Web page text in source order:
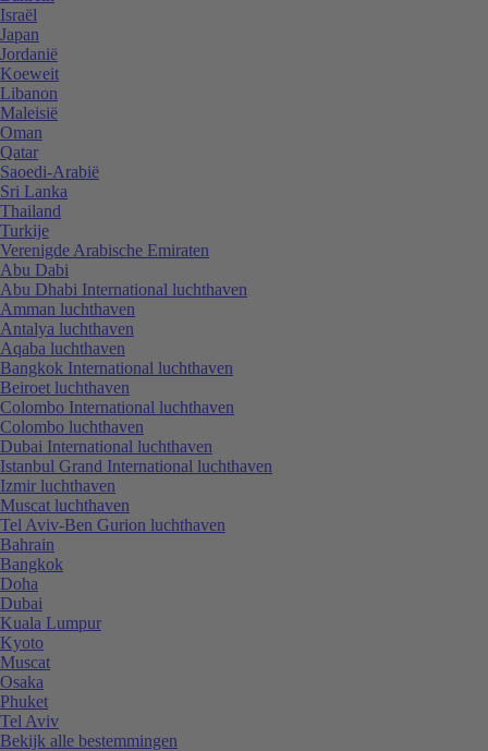
Israël
Japan
Jordanië
Koeweit
Libanon
Maleisië
Oman
Qatar
Saoedi-Arabië
Sri Lanka
Thailand
Turkije
Verenigde Arabische Emiraten
Abu Dabi
Abu Dhabi International luchthaven
Amman luchthaven
Antalya luchthaven
Aqaba luchthaven
Bangkok International luchthaven
Beiroet luchthaven
Colombo International luchthaven
Colombo luchthaven
Dubai International luchthaven
Istanbul Grand International luchthaven
Izmir luchthaven
Muscat luchthaven
Tel Aviv-Ben Gurion luchthaven
Bahrain
Bangkok
Doha
Dubai
Kuala Lumpur
Kyoto
Muscat
Osaka
Phuket
Tel Aviv
Bekijk alle bestemmingen